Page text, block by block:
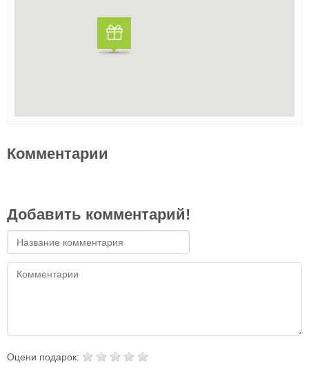
Комментарии
Добавить комментарий!
Оцени подарок: